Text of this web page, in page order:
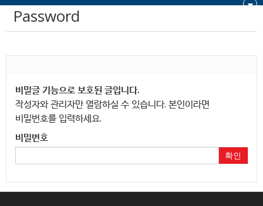
Password
비밀글 기능으로 보호된 글입니다.
작성자와 관리자만 열람하실 수 있습니다. 본인이라면
비밀번호를 입력하세요.
비밀번호
확인